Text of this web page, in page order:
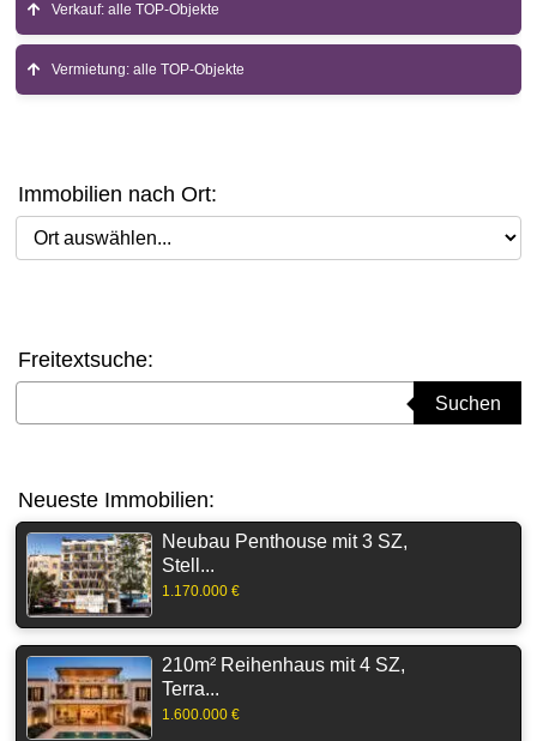
Verkauf: alle TOP-Objekte
Vermietung: alle TOP-Objekte
Immobilien nach Ort:
Ort auswählen
Freitextsuche:
Suchen
Neueste Immobilien:
Neubau Penthouse mit 3 SZ,
Stell...
1.170.000 €
210m² Reihenhaus mit 4 SZ,
Terra...
1.600.000 €